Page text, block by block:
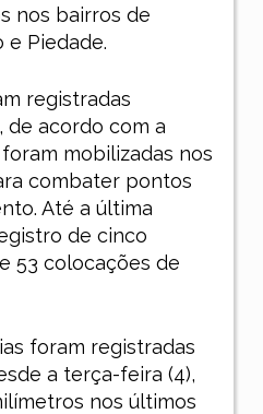
nos bairros de
e Piedade.
registradas
de acordo com a
mobilizadas nos
combater pontos
Até a última
de cinco
53 colocações de
foram registradas
a terça-feira (4),
nos últimos